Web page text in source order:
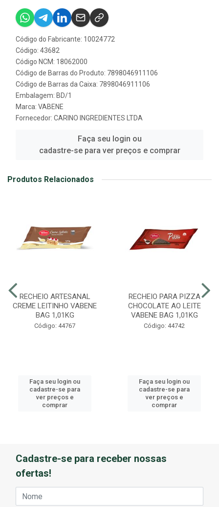
Código do Fabricante: 10024772
Código: 43682
Código NCM: 18062000
Código de Barras do Produto: 7898046911106
Código de Barras da Caixa: 7898046911106
Embalagem: BD/1
Marca: VABENE
Fornecedor: CARINO INGREDIENTES LTDA
Faça seu login ou
cadastre-se para ver preços e comprar
Produtos Relacionados
RECHEIO ARTESANAL
CREME LEITINHO VABENE
BAG 1,01KG
Código: 44767
Faça seu login ou
cadastre-se para
ver preços e
comprar
RECHEIO PARA PIZZA
CHOCOLATE AO LEITE
VABENE BAG 1,01KG
Código: 44742
Faça seu login ou
cadastre-se para
ver preços e
comprar
Cadastre-se para receber nossas
ofertas!